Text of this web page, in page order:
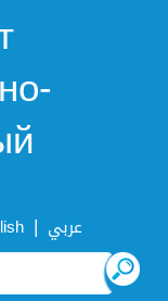
| عربي